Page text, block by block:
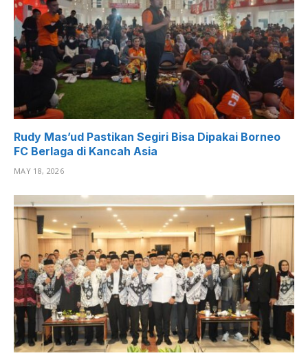
Rudy Mas’ud Pastikan Segiri Bisa Dipakai Borneo
FC Berlaga di Kancah Asia
MAY 18, 2026